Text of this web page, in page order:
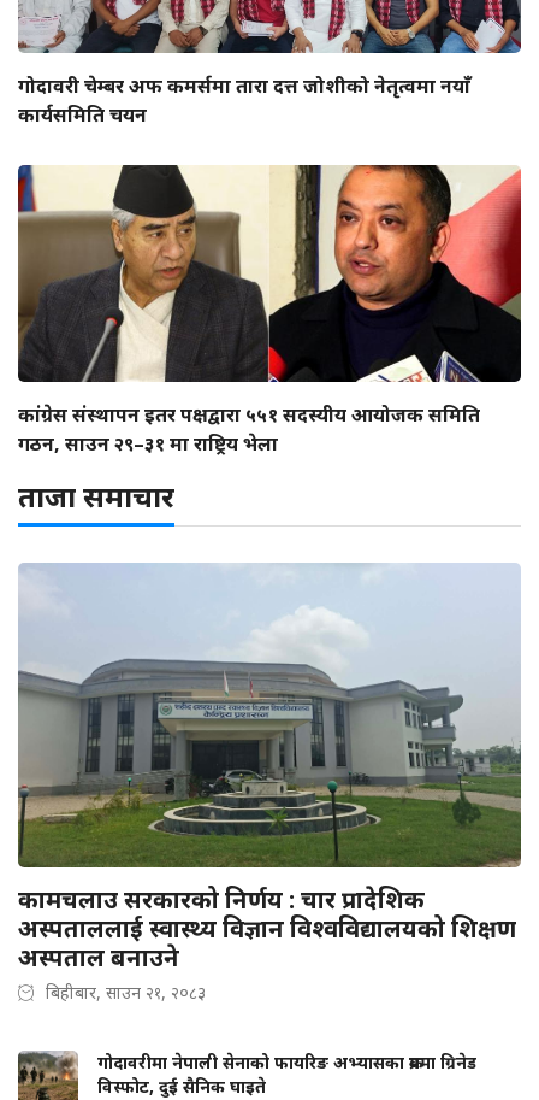
गोदावरी चेम्बर अफ कमर्समा तारा दत्त जोशीको नेतृत्वमा नयाँ
कार्यसमिति चयन
कांग्रेस संस्थापन इतर पक्षद्वारा ५५१ सदस्यीय आयोजक समिति
गठन, साउन २९–३१ मा राष्ट्रिय भेला
ताजा समाचार
कामचलाउ सरकारको निर्णय : चार प्रादेशिक
अस्पताललाई स्वास्थ्य विज्ञान विश्वविद्यालयको शिक्षण
अस्पताल बनाउने
बिहीबार, साउन २१, २०८३
गोदावरीमा नेपाली सेनाको फायरिङ अभ्यासका क्रममा ग्रिनेड
विस्फोट, दुई सैनिक घाइते